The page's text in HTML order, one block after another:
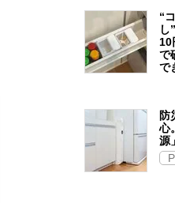
“
し
10
で
で
防
心
源